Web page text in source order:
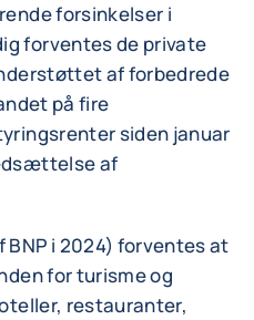
forsinkelser i
forventes de private
af forbedrede
på fire
siden januar
af
i 2024) forventes at
for turisme og
restauranter,